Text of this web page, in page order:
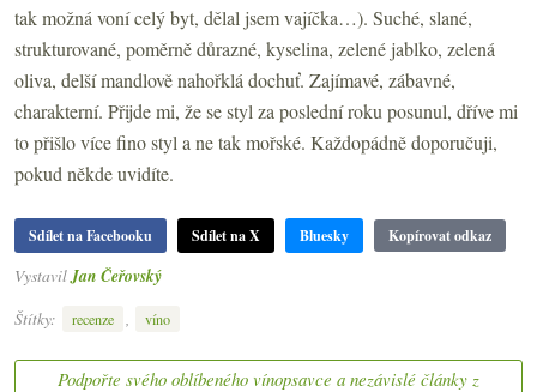
tak možná voní celý byt, dělal jsem vajíčka…). Suché, slané,
strukturované, poměrně důrazné, kyselina, zelené jablko, zelená
oliva, delší mandlově nahořklá dochuť. Zajímavé, zábavné,
charakterní. Přijde mi, že se styl za poslední roku posunul, dříve mi
to přišlo více fino styl a ne tak mořské. Každopádně doporučuji,
pokud někde uvidíte.
Sdílet na Facebooku Sdílet na X Bluesky Kopírovat odkaz
Vystavil Jan Čeřovský
Štítky:
recenze , víno
Podpořte svého oblíbeného vínopsavce a nezávislé články z